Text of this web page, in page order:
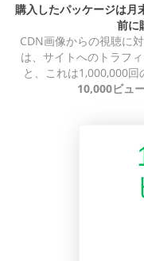
購入したパッケージは月
前に
CDN画像からの視聴に
は、サイトへのトラフ
と、これは1,000,000回
10,000ビュ